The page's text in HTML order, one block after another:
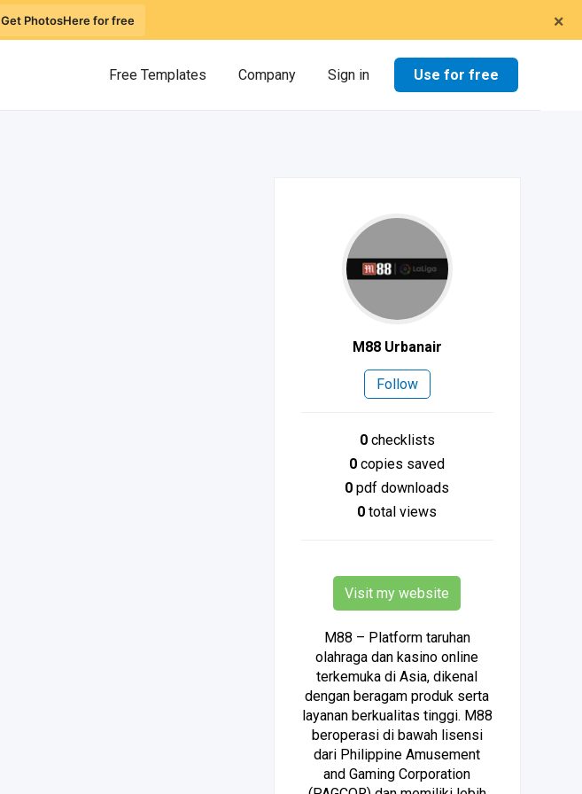
×
Get PhotosHere for free
Free Templates Company Sign in Use for free
M88 Urbanair
Follow
0checklists
0 copies saved
0 pdf downloads
0 total views
Visit my website
M88 – Platform taruhan
olahraga dan kasino online
terkemuka di Asia, dikenal
dengan beragam produk serta
layanan berkualitas tinggi. M88
beroperasi di bawah lisensi
dari Philippine Amusement
and Gaming Corporation